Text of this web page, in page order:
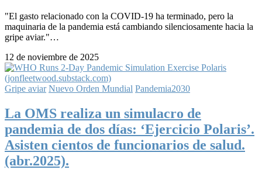
"El gasto relacionado con la COVID-19 ha terminado, pero la
maquinaria de la pandemia está cambiando silenciosamente hacia la
gripe aviar."…
12 de noviembre de 2025
Gripe aviar Nuevo Orden Mundial Pandemia2030
La OMS realiza un simulacro de
pandemia de dos días: ‘Ejercicio Polaris’.
Asisten cientos de funcionarios de salud.
(abr.2025).